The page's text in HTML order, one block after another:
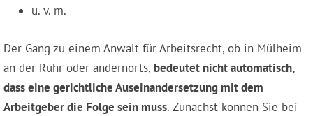
u. v. m.
Der Gang zu einem Anwalt für Arbeitsrecht, ob in Mülheim
an der Ruhr oder andernorts, bedeutet nicht automatisch,
dass eine gerichtliche Auseinandersetzung mit dem
Arbeitgeber die Folge sein muss. Zunächst können Sie bei